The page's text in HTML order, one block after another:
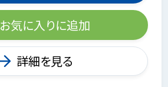
お気に入りに追加
詳細を見る